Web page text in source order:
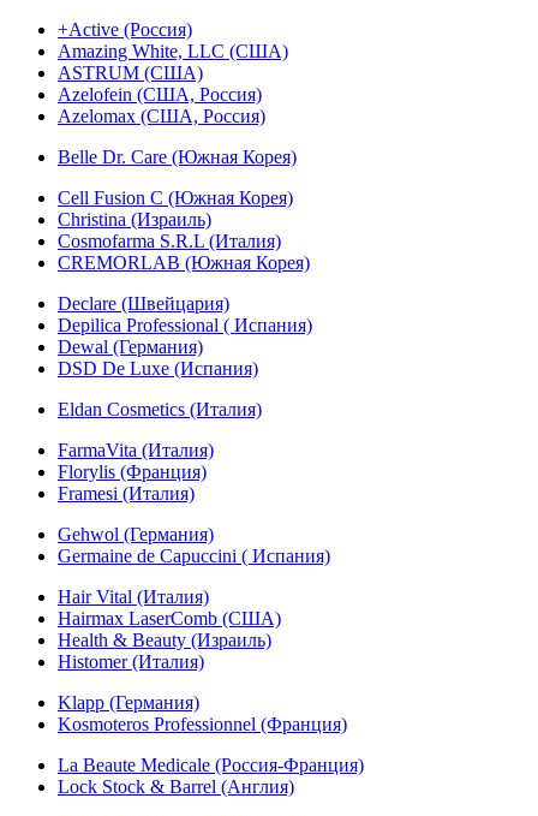
+Active (Россия)
Amazing White, LLC (США)
ASTRUM (США)
Azelofein (США, Россия)
Azelomax (США, Россия)
Belle Dr. Care (Южная Корея)
Cell Fusion C (Южная Корея)
Christina (Израиль)
Cosmofarma S.R.L (Италия)
CREMORLAB (Южная Корея)
Declare (Швейцария)
Depilica Professional ( Испания)
Dewal (Германия)
DSD De Luxe (Испания)
Eldan Cosmetics (Италия)
FarmaVita (Италия)
Florylis (Франция)
Framesi (Италия)
Gehwol (Германия)
Germaine de Capuccini ( Испания)
Hair Vital (Италия)
Hairmax LaserComb (США)
Health & Beauty (Израиль)
Histomer (Италия)
Klapp (Германия)
Kosmoteros Professionnel (Франция)
La Beaute Medicale (Россия-Франция)
Lock Stock & Barrel (Англия)